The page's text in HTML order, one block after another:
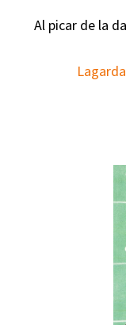
Al picar de la